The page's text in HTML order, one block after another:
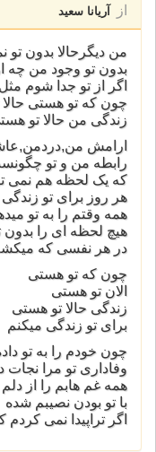
از آریانا سعید
من دیگرحالا بدون تو
بدون تو وجود من چه
اگر از تو جدا شوم
چون که تو هستی
زندگی من حالا تو
ارامش
رابطه من و تو
که یک لحظه هم نمی
هر روز برای تو
همه وقتم را به تو
هیچ لحظه ای را بدون
در هر نفسی که میکشم
چون که تو هستی
الان تو هستی
زندگی حالا تو هستی
برای تو زندگی میکنم
چون خودم را به تو
وفاداری تو مرا نجات
همه غم هابم را از
با تو بودن نصیبم شده
اگر تراپیدا نمی